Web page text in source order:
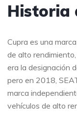
Historia
Cupra es una
de alto
era la designación
pero en 2018,
marca
vehículos de alto